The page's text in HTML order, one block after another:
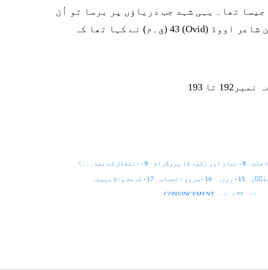
تھا۔ یہی شہد جب دریاؤں پر برسا تو اُن
کا رنگ دودھ کی طرح سفید ہو گیا۔ اور ذائقہ شہد جیسا ۔ اسی بنا پر رومن شاعر اووڈ (Ovid) 43 (ق۔م) نے کہا تھا کہ
8 - نماز اور زکوٰۃ کا پروگرام 9 - انتقال کے بعد۔۔۔؟
15 - روزہ 16 - سریع الحساب 17 - حُرمت والا مہینہ
22 - یقین CONVINCEMENT